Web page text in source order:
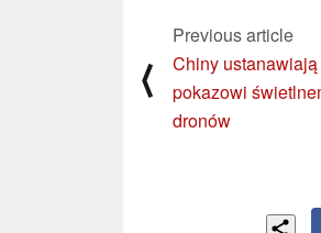
⟨
Previous article
Chiny
pokazowi
dronów